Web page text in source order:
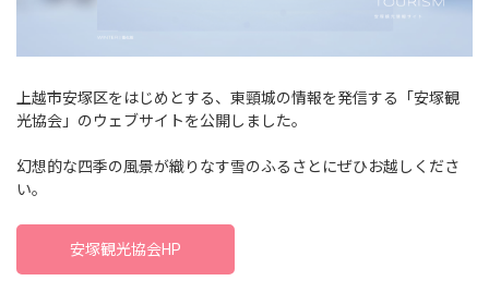
上越市安塚区をはじめとする、東頸城の情報を発信する「安塚観
光協会」のウェブサイトを公開しました。
幻想的な四季の風景が織りなす雪のふるさとにぜひお越しくださ
い。
安塚観光協会HP